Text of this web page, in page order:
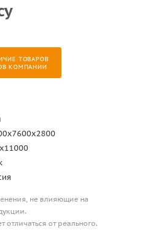
ТОВАРОВ
КОМПАНИИ
не влияющие на
отличаться от реального.